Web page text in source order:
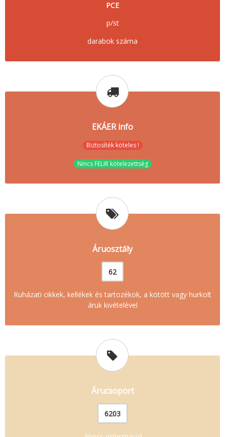
PCE
p/st
darabok száma
EKÁER info
Biztosíték köteles !
Nincs FELIR kötelezettség
Áruosztály
62
Ruházati cikkek, kellékek és tartozékok, a kötött vagy hurkolt
áruk kivételével
Árucsoport
6203